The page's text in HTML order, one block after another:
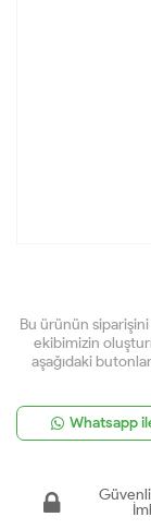
Bu ürünün
ekibimizin
aşağıdaki
Whatsapp
Güvenli